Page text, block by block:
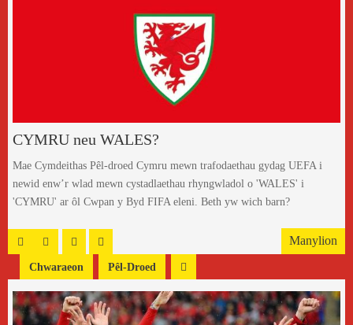
CYMRU neu WALES?
Mae Cymdeithas Pêl-droed Cymru mewn trafodaethau gydag UEFA i
newid enw’r wlad mewn cystadlaethau rhyngwladol o 'WALES' i
'CYMRU' ar ôl Cwpan y Byd FIFA eleni. Beth yw wich barn?
Manylion
Chwaraeon Pêl-Droed